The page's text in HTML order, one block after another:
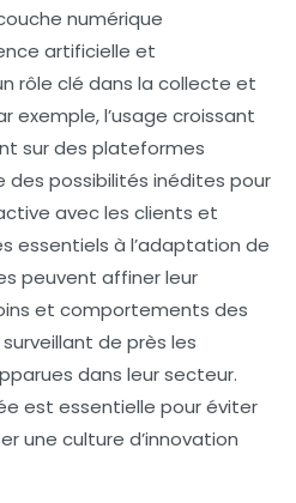
numérique
artificielle et
rôle clé dans la collecte et
exemple, l’usage croissant
sur des plateformes
des possibilités inédites pour
avec les clients et
essentiels à l’adaptation de
peuvent affiner leur
et comportements des
de près les
dans leur secteur.
est essentielle pour éviter
une culture d’innovation